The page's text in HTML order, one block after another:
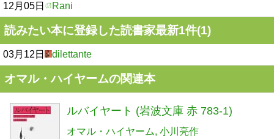
12月05日 Rani
読みたい本に登録した読書家最新1件(1)
03月12日 dilettante
オマル・ハイヤームの関連本
ルバイヤート (岩波文庫 赤 783-1)
オマル・ハイヤーム 小川亮作